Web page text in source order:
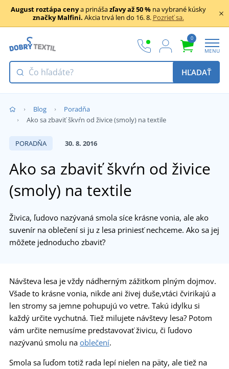
August roztápa cenya prinášazľavy až 50 %na vybrané kúsky
značky Malfini. Akcia trvá len do 16. 8. Pozrieť sa.
0
MENU
HĽADAŤ
Blog
Poradňa
Ako sa zbaviť škvŕn od živice (smoly) na textile
PORADŇA 30. 8. 2016
Ako sa zbaviť škvŕn od živice
(smoly) na textile
Živica, ľudovo nazývaná smola síce krásne vonia, ale ako
suvenír na oblečení si ju z lesa priniesť nechceme. Ako sa jej
môžete jednoducho zbaviť?
Návšteva lesa je vždy nádherným zážitkom plným dojmov.
Všade to krásne vonia, nikde ani živej duše,vtáci čvirikajú a
len stromy sa jemne pohupujú vo vetre. Takú idylku si
každý určite vychutná. Tiež milujete návštevy lesa? Potom
vám určite nemusíme predstavovať živicu, či ľudovo
nazývanú smolu na oblečení.
Smola sa ľuďom totiž rada lepí nielen na päty, ale tiež na